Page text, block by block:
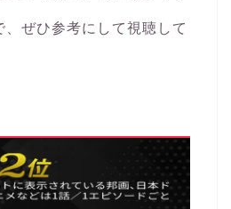
ぜひ参考にして視聴して